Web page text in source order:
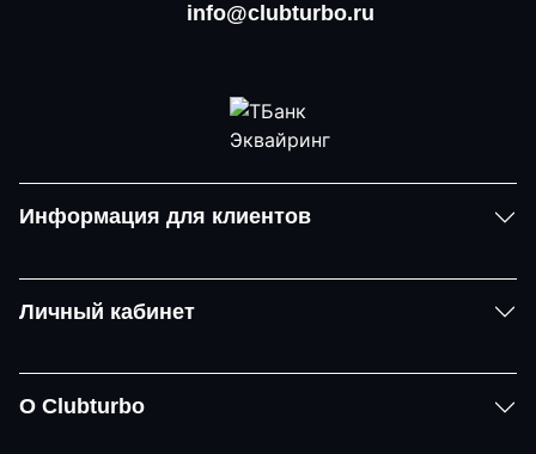
info@clubturbo.ru
Информация для клиентов
Личный кабинет
О Clubturbo